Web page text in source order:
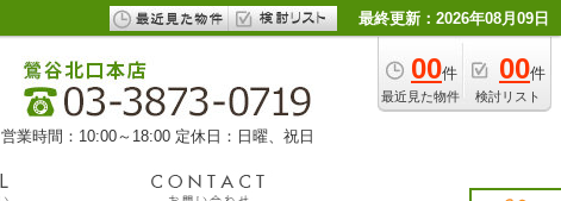
最終更新：2026年08月09日
00件
最近見た物件
00件
検討リスト
営業時間：10:00～18:00 定休日：日曜、祝日